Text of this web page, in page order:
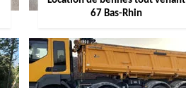
67 Bas-Rhin